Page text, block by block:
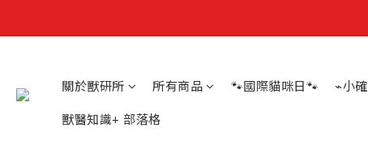
關於獸研所 所有商品 🐾國際貓咪日🐾 ⌁小
獸醫知識+ 部落格